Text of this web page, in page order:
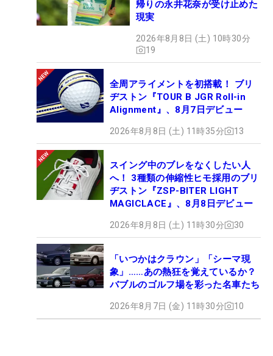
帰りの永井花奈が受け止めた
現実
2026年8月8日 (土) 10時30分
19
全周アライメントを初搭載！ ブリ
ヂストン『TOUR B JGR Roll-in
Alignment』、8月7日デビュー
2026年8月8日 (土) 11時35分 13
スイング中のブレをなくしたい人
へ！ 3種類の伸縮性ヒモ採用のブリ
ヂストン『ZSP-BITER LIGHT
MAGICLACE』、8月8日デビュー
2026年8月8日 (土) 11時30分 30
「いつかはクラウン」「シーマ現
象」……あの熱狂を覚えているか？
バブルのゴルフ場を彩った名車たち
2026年8月7日 (金) 11時30分 10